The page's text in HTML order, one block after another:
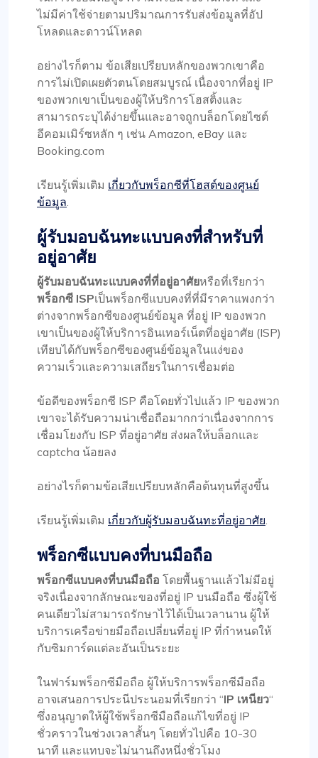
ไม่มีค่าใช้จ่ายตามปริมาณการรับส่งข้อมูลที่อัป
โหลดและดาวน์โหลด
อย่างไรก็ตาม ข้อเสียเปรียบหลักของพวกเขาคือ
การไม่เปิดเผยตัวตนโดยสมบูรณ์ เนื่องจากที่อยู่ IP
ของพวกเขาเป็นของผู้ให้บริการโฮสติ้งและ
สามารถระบุได้ง่ายขึ้นและอาจถูกบล็อกโดยไซต์
อีคอมเมิร์ซหลัก ๆ เช่น Amazon, eBay และ
Booking.com
เรียนรู้เพิ่มเติม เกี่ยวกับพร็อกซีที่โฮสต์ของศูนย์
ข้อมูล
ผู้รับมอบฉันทะแบบคงที่สำหรับที่
อยู่อาศัย
ผู้รับมอบฉันทะแบบคงที่ที่อยู่อาศัยหรือที่เรียกว่า
พร็อกซี ISPเป็นพร็อกซีแบบคงที่ที่มีราคาแพงกว่า
ต่างจากพร็อกซีของศูนย์ข้อมูล ที่อยู่ IP ของพวก
เขาเป็นของผู้ให้บริการอินเทอร์เน็ตที่อยู่อาศัย (ISP)
เทียบได้กับพร็อกซีของศูนย์ข้อมูลในแง่ของ
ความเร็วและความเสถียรในการเชื่อมต่อ
ข้อดีของพร็อกซี ISP คือโดยทั่วไปแล้ว IP ของพวก
เขาจะได้รับความน่าเชื่อถือมากกว่าเนื่องจากการ
เชื่อมโยงกับ ISP ที่อยู่อาศัย ส่งผลให้บล็อกและ
captcha น้อยลง
อย่างไรก็ตามข้อเสียเปรียบหลักคือต้นทุนที่สูงขึ้น
เรียนรู้เพิ่มเติม เกี่ยวกับผู้รับมอบฉันทะที่อยู่อาศัย
พร็อกซีแบบคงที่บนมือถือ
พร็อกซีแบบคงที่บนมือถือ โดยพื้นฐานแล้วไม่มีอยู่
จริงเนื่องจากลักษณะของที่อยู่ IP บนมือถือ ซึ่งผู้ใช้
คนเดียวไม่สามารถรักษาไว้ได้เป็นเวลานาน ผู้ให้
บริการเครือข่ายมือถือเปลี่ยนที่อยู่ IP ที่กำหนดให้
กับซิมการ์ดแต่ละอันเป็นระยะ
ในฟาร์มพร็อกซีมือถือ ผู้ให้บริการพร็อกซีมือถือ
อาจเสนอการประนีประนอมที่เรียกว่า “IP เหนียว“
ซึ่งอนุญาตให้ผู้ใช้พร็อกซีมือถือแก้ไขที่อยู่ IP
ชั่วคราวในช่วงเวลาสั้นๆ โดยทั่วไปคือ 10-30
นาที และแทบจะไม่นานถึงหนึ่งชั่วโมง